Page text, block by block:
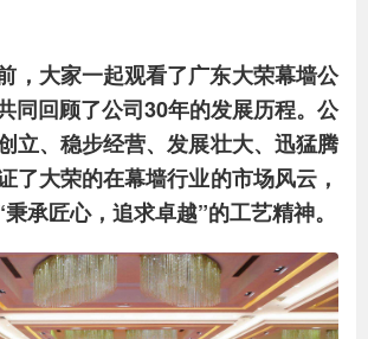
，大家一起观看了广东大荣幕墙公
同回顾了公司30年的发展历程。公
立、稳步经营、发展壮大、迅猛腾
了大荣的在幕墙行业的市场风云，
承匠心，追求卓越”的工艺精神。